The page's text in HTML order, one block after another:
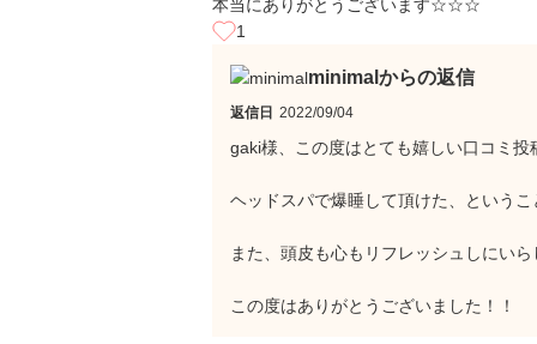
本当にありがとうございます☆☆☆
1
minimalからの返信
返信日 2022/09/04
gaki様、この度はとても嬉しい口コミ
ヘッドスパで爆睡して頂けた、という
また、頭皮も心もリフレッシュしにい
この度はありがとうございました！！